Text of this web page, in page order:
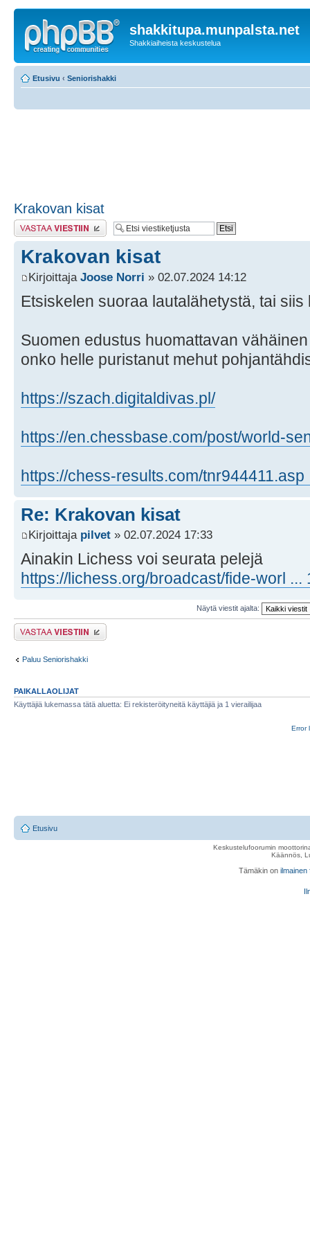
shakkitupa.munpalsta.net
Shakkiaiheista keskustelua
Etusivu ‹ Seniorishakki
Krakovan kisat
Lähetä vastaus
Krakovan kisat
Kirjoittaja Joose Norri » 02.07.2024 14:12
Etsiskelen suoraa lautalähetystä, tai
Suomen edustus huomattavan
onko helle puristanut mehut
https://szach.digitaldivas.pl/
https://en.chessbase.com/post/world-
https://chess-results.com/tnr944411.asp
Re: Krakovan kisat
Kirjoittaja pilvet » 02.07.2024 17:33
Ainakin Lichess voi seurata pelejä
https://lichess.org/broadcast/fide-worl ...
Näytä viestit ajalta:
Lähetä vastaus
Paluu Seniorishakki
PAIKALLAOLIJAT
Käyttäjiä lukemassa tätä aluetta: Ei rekisteröityneitä käyttäjiä ja 1 vierailijaa
Error
Etusivu
Keskustelufoorumin
Käännös,
Tämäkin on ilmainen